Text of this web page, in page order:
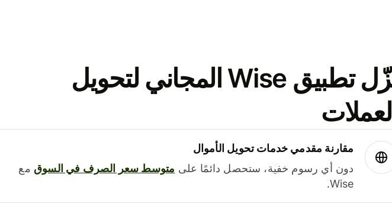
نزّل تطبيق Wise المجاني لتحويل
العملات
مقارنة مقدمي خدمات تحويل الأموال
دون أي رسوم خفية، ستحصل دائمًا على متوسط ​​سعر الصرف في السوق مع
Wise.